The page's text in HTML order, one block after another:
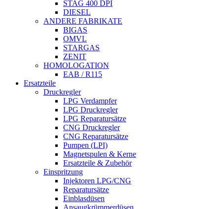
STAG 400 DPI
DIESEL
ANDERE FABRIKATE
BIGAS
OMVL
STARGAS
ZENIT
HOMOLOGATION
EAB / R115
Ersatzteile
Druckregler
LPG Verdampfer
LPG Druckregler
LPG Reparatursätze
CNG Druckregler
CNG Reparatursätze
Pumpen (LPI)
Magnetspulen & Kerne
Ersatzteile & Zubehör
Einspritzung
Injektoren LPG/CNG
Reparatursätze
Einblasdüsen
Ansaugkrümmerdüsen